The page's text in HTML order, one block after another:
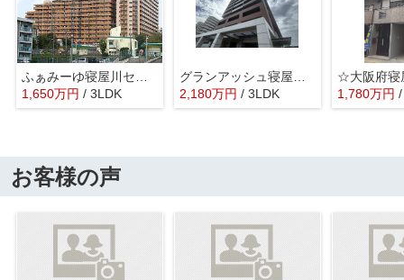
ふぁみーゆ寝屋川セントラルパークC棟
1,650万円 / 3LDK
グランアッシュ寝屋川シティマークノースリッジ
2,180万円 / 3LDK 1,780万円
お客様の声